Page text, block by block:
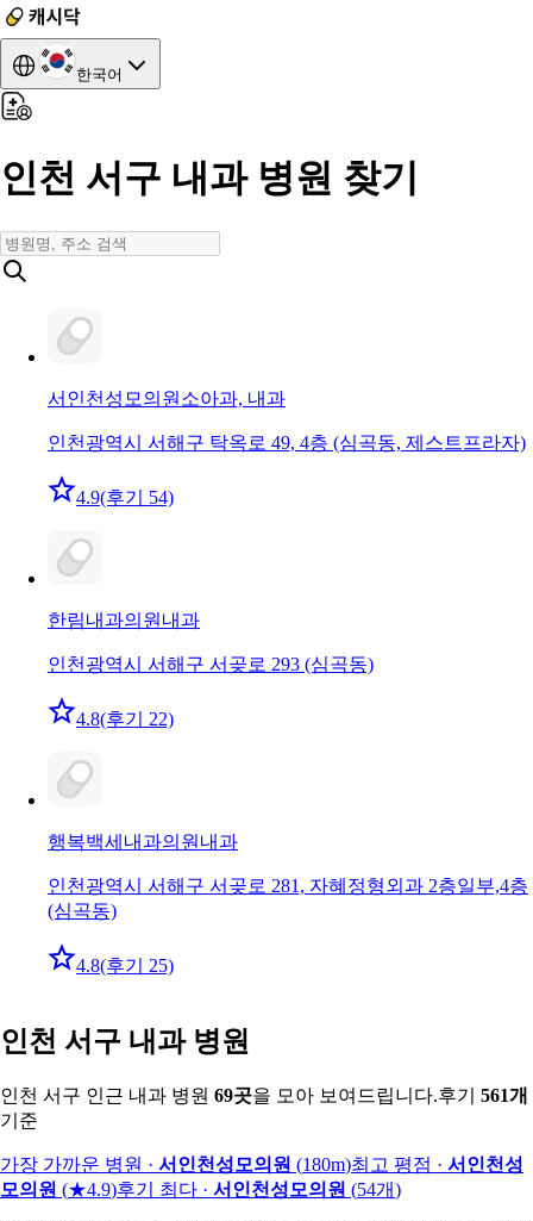
한국어
인천 서구 내과 병원 찾기
서인천성모의원 소아과, 내과
인천광역시 서해구 탁옥로 49, 4층 (심곡동, 제스트프라자)
4.9(후기 54)
한림내과의원 내과
인천광역시 서해구 서곶로 293 (심곡동)
4.8(후기 22)
행복백세내과의원 내과
인천광역시 서해구 서곶로 281, 자혜정형외과 2층일부,4층
(심곡동)
4.8(후기 25)
인천 서구 내과 병원
인천 서구 인근 내과 병원 69곳을 모아 보여드립니다.후기 561개
기준
가장 가까운 병원 · 서인천성모의원 (180m)최고 평점 · 서인천성
모의원 (★4.9)후기 최다 · 서인천성모의원 (54개)